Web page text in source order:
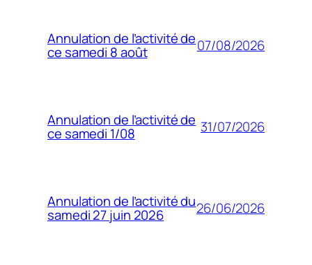
Annulation de l’activité de
ce samedi 8 août 07/08/2026
Annulation de l’activité de
ce samedi 1/08 31/07/2026
Annulation de l’activité du
samedi 27 juin 2026 26/06/2026